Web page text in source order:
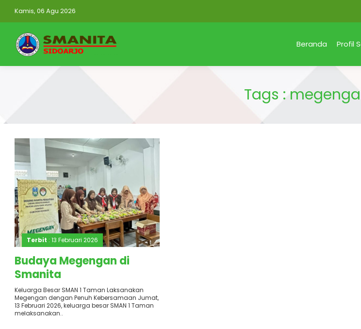
Kamis, 06 Agu 2026
Beranda Profil
Tags :
Terbit : 13 Februari 2026
Budaya Megengan di
Smanita
Keluarga Besar SMAN 1 Taman Laksanakan
Megengan dengan Penuh Kebersamaan Jumat,
13 Februari 2026, keluarga besar SMAN 1 Taman
melaksanakan..